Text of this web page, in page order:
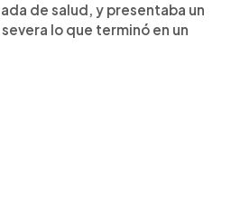
de salud, y presentaba un
lo que terminó en un